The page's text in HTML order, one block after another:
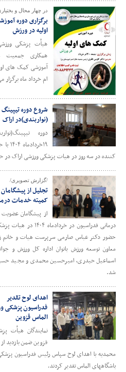
در چهار محال و
برگزاری دوره
اولیه در ورزش
هیأت پزشکی
همکاری جمعیت
آموزشی کمک های
ام خرداد ماه برگزار
شروع دوره تیپینگ
(نواربندی)در اراک
دوره
کننده در سه روز در هیات پزشکی ورزشی اراک در
/گزارش تصویری/
تجلیل از
کمیته خدمات
از پیشگامان
درمانی فدراسیون در
حضور دکتر عباس صارمی سرپرست هیات و خانم
معاون توسعه ورزش بانوان اداره کل ورزش و
اسماعیل حیدری، امیرحسین محمدی و مجید
شد.
اهدای لوح تقدیر
فدراسیون پزشکی
الماس قزوین
نمایندگان هیأت
قزوین ضمن بازدید
محمدیه با اهدای لوح سپاس رئیس فدراسیون
باشگاههای الماس تقدیر کردند.